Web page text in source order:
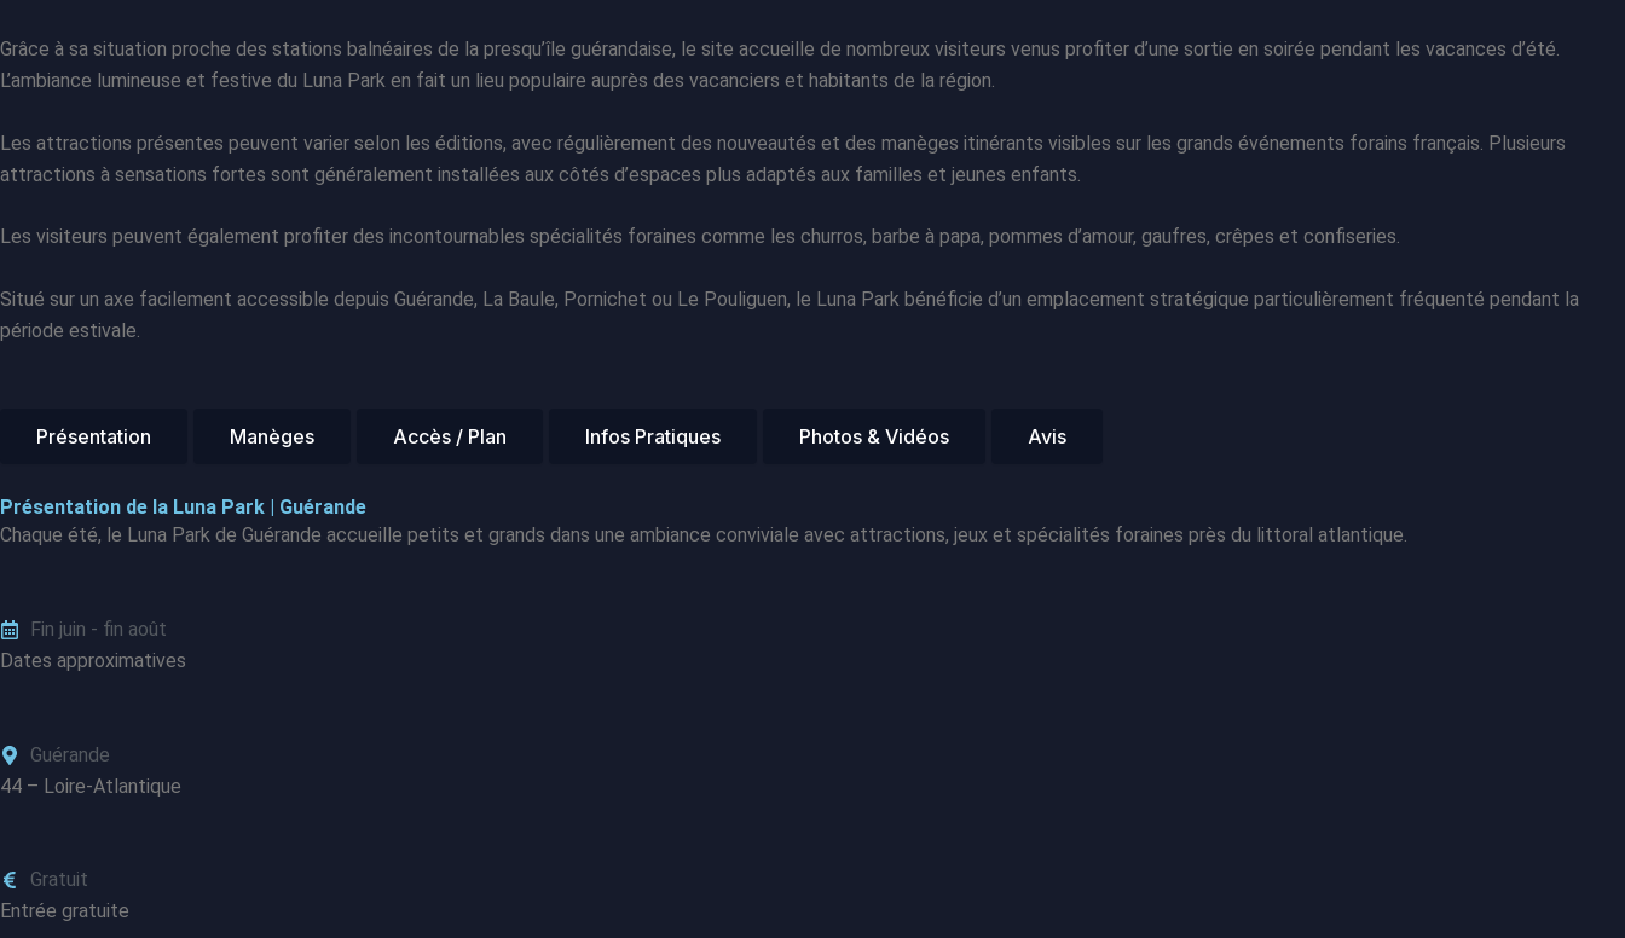
Grâce à sa situation proche des stations balnéaires de la presqu’île guérandaise, le site accueille de nombreux visiteurs venus profiter d’une sortie en soirée pendant les vacances d’été.
L’ambiance lumineuse et festive du Luna Park en fait un lieu populaire auprès des vacanciers et habitants de la région.
Les attractions présentes peuvent varier selon les éditions, avec régulièrement des nouveautés et des manèges itinérants visibles sur les grands événements forains français. Plusieurs
attractions à sensations fortes sont généralement installées aux côtés d’espaces plus adaptés aux familles et jeunes enfants.
Les visiteurs peuvent également profiter des incontournables spécialités foraines comme les churros, barbe à papa, pommes d’amour, gaufres, crêpes et confiseries.
Situé sur un axe facilement accessible depuis Guérande, La Baule, Pornichet ou Le Pouliguen, le Luna Park bénéficie d’un emplacement stratégique particulièrement fréquenté pendant la
période estivale.
Présentation Manèges Accès / Plan Infos Pratiques Photos & Vidéos Avis
Présentation de la Luna Park | Guérande
Chaque été, le Luna Park de Guérande accueille petits et grands dans une ambiance conviviale avec attractions, jeux et spécialités foraines près du littoral atlantique.
Fin juin - fin août
Dates approximatives
Guérande
44 – Loire-Atlantique
Gratuit
Entrée gratuite